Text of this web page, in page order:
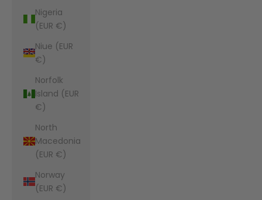
Nigeria
(EUR €)
Niue (EUR
€)
Norfolk
Island (EUR
€)
North
Macedonia
(EUR €)
Norway
(EUR €)